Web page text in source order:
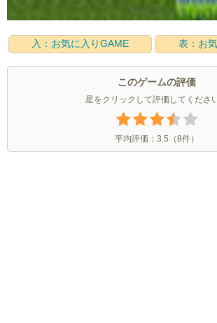
入：お気に入りGAME 表：お
このゲームの評価
星をクリックして評価してください
平均評価： 3.5 （8件）